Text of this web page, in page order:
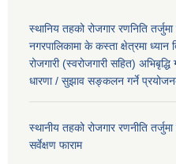
स्थानिय तहको रोजगार रणनिति
नगरपालिकामा के कस्ता क्षेत्रमा
रोजगारी (स्वरोजगारी सहित)
धारणा / सुझाव सङ्कलन गर्ने
स्थानीय तहको रोजगार रणनीति
सर्वेक्षण फाराम